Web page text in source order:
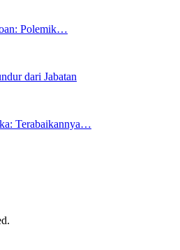
Polemik…
dari Jabatan
Terabaikannya…